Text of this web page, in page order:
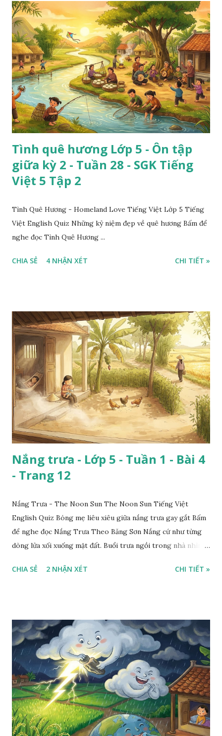
Tình quê hương Lớp 5 - Ôn tập
giữa kỳ 2 - Tuần 28 - SGK Tiếng
Việt 5 Tập 2
Tình Quê Hương - Homeland Love Tiếng Việt Lớp 5 Tiếng
Việt English Quiz Những kỷ niệm đẹp về quê hương Bấm để
nghe đọc Tình Quê Hương ...
CHIA SẺ 4 NHẬN XÉT CHI TIẾT »
Nắng trưa - Lớp 5 - Tuần 1 - Bài 4
- Trang 12
Nắng Trưa - The Noon Sun The Noon Sun Tiếng Việt
English Quiz Bóng mẹ liêu xiêu giữa nắng trưa gay gắt Bấm
để nghe đọc Nắng Trưa Theo Băng Sơn Nắng cứ như từng
dòng lửa xối xuống mặt đất. Buổi trưa ngồi trong nhà nhìn
CHIA SẺ 2 NHẬN XÉT CHI TIẾT »